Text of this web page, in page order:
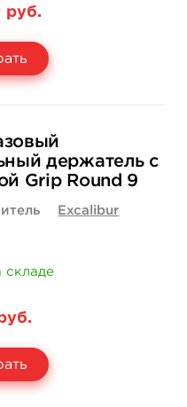
руб.
купить
держатель с
Grip Round 9
Excalibur
складе